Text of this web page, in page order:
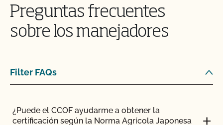
¿Puedo vender un animal lechero orgánico como
animal de abasto?
¿Puedo transferir paquetes entre operaciones
Preguntas frecuentes
sobre los manejadores
Filter FAQs
¿Puede el CCOF ayudarme a obtener la
certificación según la Norma Agrícola Japonesa